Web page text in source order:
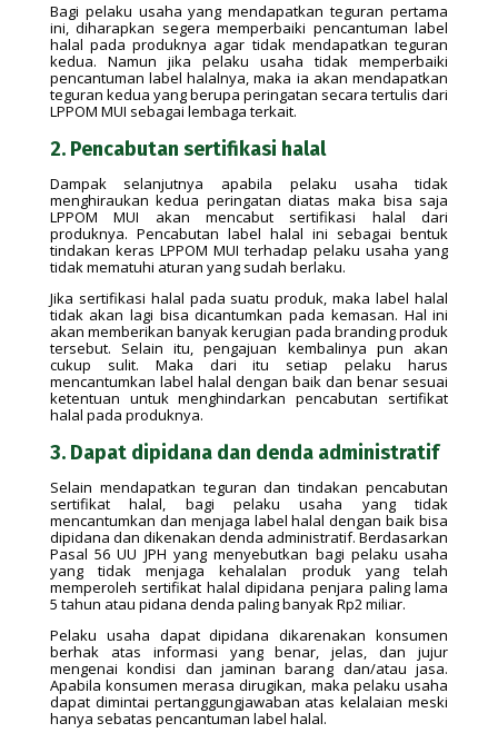
Bagi pelaku usaha yang mendapatkan teguran pertama
ini, diharapkan segera memperbaiki pencantuman label
halal pada produknya agar tidak mendapatkan teguran
kedua. Namun jika pelaku usaha tidak memperbaiki
pencantuman label halalnya, maka ia akan mendapatkan
teguran kedua yang berupa peringatan secara tertulis dari
LPPOM MUI sebagai lembaga terkait.
2. Pencabutan sertifikasi halal
Dampak selanjutnya apabila pelaku usaha tidak
menghiraukan kedua peringatan diatas maka bisa saja
LPPOM MUI akan mencabut sertifikasi halal dari
produknya. Pencabutan label halal ini sebagai bentuk
tindakan keras LPPOM MUI terhadap pelaku usaha yang
tidak mematuhi aturan yang sudah berlaku.
Jika sertifikasi halal pada suatu produk, maka label halal
tidak akan lagi bisa dicantumkan pada kemasan. Hal ini
akan memberikan banyak kerugian pada branding produk
tersebut. Selain itu, pengajuan kembalinya pun akan
cukup sulit. Maka dari itu setiap pelaku harus
mencantumkan label halal dengan baik dan benar sesuai
ketentuan untuk menghindarkan pencabutan sertifikat
halal pada produknya.
3. Dapat dipidana dan denda administratif
Selain mendapatkan teguran dan tindakan pencabutan
sertifikat halal, bagi pelaku usaha yang tidak
mencantumkan dan menjaga label halal dengan baik bisa
dipidana dan dikenakan denda administratif. Berdasarkan
Pasal 56 UU JPH yang menyebutkan bagi pelaku usaha
yang tidak menjaga kehalalan produk yang telah
memperoleh sertifikat halal dipidana penjara paling lama
5 tahun atau pidana denda paling banyak Rp2 miliar.
Pelaku usaha dapat dipidana dikarenakan konsumen
berhak atas informasi yang benar, jelas, dan jujur
mengenai kondisi dan jaminan barang dan/atau jasa.
Apabila konsumen merasa dirugikan, maka pelaku usaha
dapat dimintai pertanggungjawaban atas kelalaian meski
hanya sebatas pencantuman label halal.